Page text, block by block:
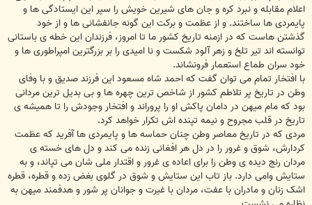
اعلام مقابله و نبرد کره و جان های شیرین خویش را سپر این ایستادگی ها و
پایمردی ها ساختند. و از عظمت و برکت این گونه جانفشانی ها و از خود
گذشتن هاست که در ازمنه تاریخ کشور ما تا امروز، فرزندان این خطه ی باستانی
توانسته اند تیر تلخ و زهر آلود شکست و نا امیدی را بر بزرگترین امپراطوری ها و
خود سران طماع استعمار فرونشاند.
با افتخار تمام می توان گفت که احمد شاه مسعود این فرزند صدیق و با وفای
وطن در تاریخ پر تلاطم کشور از شاخص ترین چهره ها و بی بدیل ترین مردانی
بود که مام میهن در دامان پاکش او را پروراند و افتخار وجودش را تا همیشه ی
تاریخ در قلب مجروح و نیمه تپنده اش تکرار خواهد کرد.
مردی که در تاریخ معاصر وطن چنان حماسه ها و پایمردی ها آفرید که عظمت
کردارش، شوق و غرور را در دل هر افغانی زنده می کند و دل های خسته ی
مردان رنج دیده ی وطن را برای اعاده ی غرور و اقتدار ملی شان می تپاند، و به
ستایش وامی دارد. باز تاب این ستایش و شوق در گلوی بغض زده و قطره، قطره
اشک زنان و مادران با عفت، مردان با غیرت و جوانان پر شور و هدفمند میهن به